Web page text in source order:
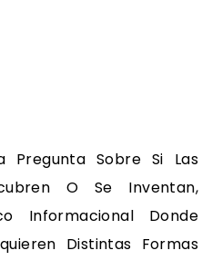
Pregunta Sobre Si Las
O Se Inventan,
Informacional Donde
Distintas Formas